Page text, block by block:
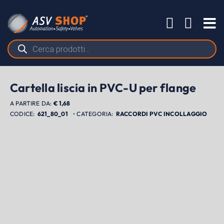
contenuto
Ricerca
prodotti
Cartella liscia in PVC-U per flange
A PARTIRE DA: € 1,68
621_80_01
RACCORDI PVC INCOLLAGGIO